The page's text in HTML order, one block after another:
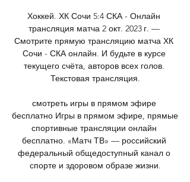
Хоккей. ХК Сочи 5:4 СКА - Онлайн
трансляция матча 2 окт. 2023 г. —
Смотрите прямую трансляцию матча ХК
Сочи - СКА онлайн. И будьте в курсе
текущего счёта, авторов всех голов.
Текстовая трансляция.
смотреть игры в прямом эфире
бесплатно Игры в прямом эфире, прямые
спортивные трансляции онлайн
бесплатно. «Матч ТВ» — российский
федеральный общедоступный канал о
спорте и здоровом образе жизни.